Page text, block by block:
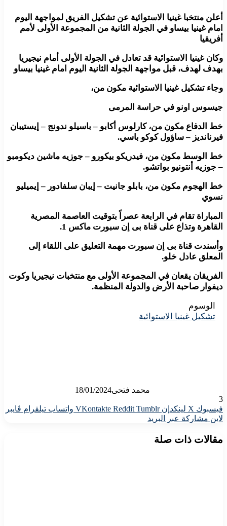
أعلن منتخبا غينيا الاستوائية عن تشكيل الفريق لمواجهة اليوم
امام غينيا بيساو في الجولة الثانية من المجموعة الأولى لأمم
أفريقيا
وكان غينيا الاستوائية قد تعادل في الجولة الأولى أمام نيجيريا
بهدف لهدف، قبل مواجهة الجولة الثانية اليوم امام غينيا بيساو
وجاء تشكيل غينيا الاستوائية مكون من،
جيسوس اونو في حراسة المرمى
خط الدفاع مكون من، كارلوس أكابو – باسيلو ندونج – إيستيبان
فيرنانديز – ساؤول كوكو باسي.
خط الوسط مكون من، فيدريكو بيكورو – جوزيه ماشين ديكومبو
– جوزيه أنتونيو بواتشو.
خط الهجوم مكون من، بابلو جانيت – إيبان سلفادور – إيميليو
نسوي
المباراة تقام في الرابعة عصراً بتوقيت العاصمة المصرية
القاهرة وتذاع على قناة بى إن سبورت ماكس 1.
وأسندت قناة بى إن سبورت مهمة التعليق على اللقاء إلى
المعلق عادل خلو.
الفريقان يقعان في المجموعة الأولى مع منتخبات نيجيريا وكوت
ديفوار صاحبة الأرض والدولة المنظمة.
الوسوم
تشكيل غينيا الاستوائية
محمد فتحى18/01/2024
3
فيسبوك X لينكدإن واتساب تيلقرام ڤايبر
لاين مشاركة عبر البريد
مقالات ذات صلة